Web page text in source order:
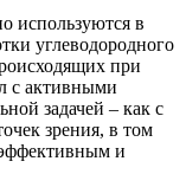
используются в
углеводородного
при
с активными
задачей – как с
зрения, в том
и